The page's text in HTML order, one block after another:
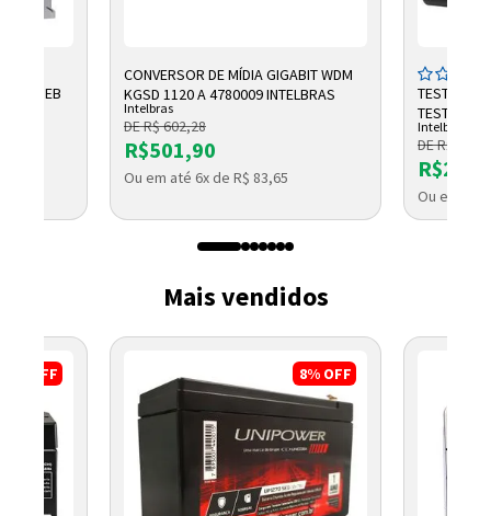
45AH EB
CONVERSOR DE MÍDIA GIGABIT WDM
KGSD 1120 A 4780009 INTELBRAS
Intelbras
DE R$ 602,28
R$501,90
Ou em até 6x de R$ 83,65
TESTADOR
TESTER
Intelbras
DE R$
Ou em até
Mais vendidos
OFF 8% OFF